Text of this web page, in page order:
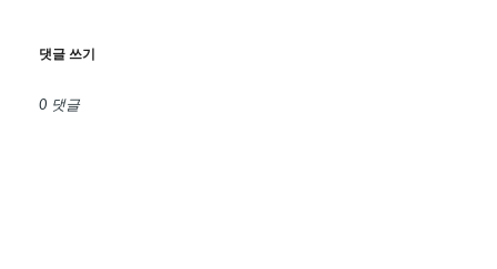
댓글 쓰기
0 댓글